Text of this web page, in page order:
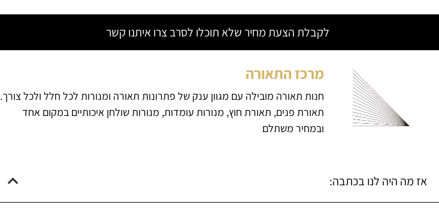
לקבלת הצעת מחיר שלא תוכלו לסרב צרו איתנו קשר
מרכז התאורה
חנות תאורה מובילה עם מגוון ענק של פתרונות תאורה ומנורות לכל חלל ולכל צורך.
תאורת פנים, תאורת חוץ, מנורות עומדות, מנורות שולחן איכותיים במקום אחד
ובמחיר משתלם
אז מה היה לנו בכתבה: